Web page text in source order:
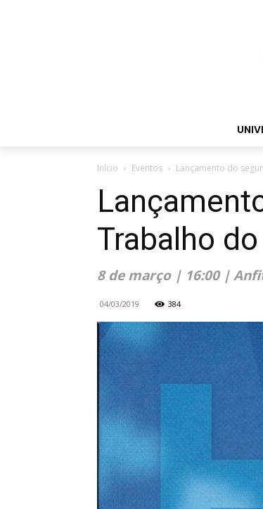
Início Eventos Lançamento do
Trabalho
8 de março | 16:00 |
04/03/2019 384